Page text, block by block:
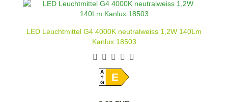
LED Leuchtmittel G4 4000K neutralweiss 1,2W 140Lm
Kanlux 18503
A
GE